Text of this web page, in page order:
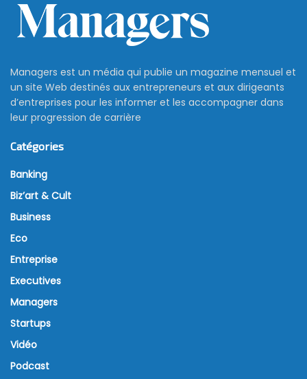
Managers est un média qui publie un magazine mensuel et
un site Web destinés aux entrepreneurs et aux dirigeants
d’entreprises pour les informer et les accompagner dans
leur progression de carrière
Catégories
Banking
Biz’art & Cult
Business
Eco
Entreprise
Executives
Managers
Startups
Vidéo
Podcast